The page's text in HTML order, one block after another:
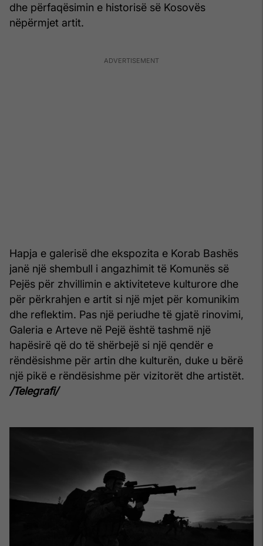
dhe përfaqësimin e historisë së Kosovës
nëpërmjet artit.
Hapja e galerisë dhe ekspozita e Korab Bashës
janë një shembull i angazhimit të Komunës së
Pejës për zhvillimin e aktiviteteve kulturore dhe
për përkrahjen e artit si një mjet për komunikim
dhe reflektim. Pas një periudhe të gjatë rinovimi,
Galeria e Arteve në Pejë është tashmë një
hapësirë që do të shërbejë si një qendër e
rëndësishme për artin dhe kulturën, duke u bërë
një pikë e rëndësishme për vizitorët dhe artistët.
/Telegrafi/